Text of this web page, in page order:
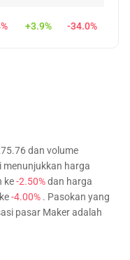
+3.9% -34.0%
dan volume
menunjukkan harga
ke-2.50%dan harga
-4.00% . Pasokan yang
pasar Maker adalah